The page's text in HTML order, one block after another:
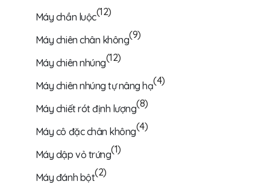
Máy chần luộc(12)
Máy chiên chân không(9)
Máy chiên nhúng(12)
Máy chiên nhúng tự nâng hạ(4)
Máy chiết rót định lượng(8)
Máy cô đặc chân không(4)
Máy dập vỏ trứng(1)
Máy đánh bột(2)